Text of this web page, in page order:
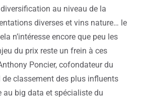
au niveau de la
diverses et vins nature… le
n’intéresse encore que peu les
du prix reste un frein à ces
Poncier, cofondateur du
de classement des plus influents
au big data et spécialiste du